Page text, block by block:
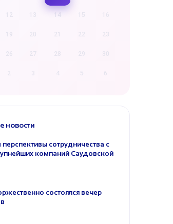
14 16
22 23
28 29 30
4 5 6
новости
сотрудничества с
компаний Саудовской
состоялся вечер